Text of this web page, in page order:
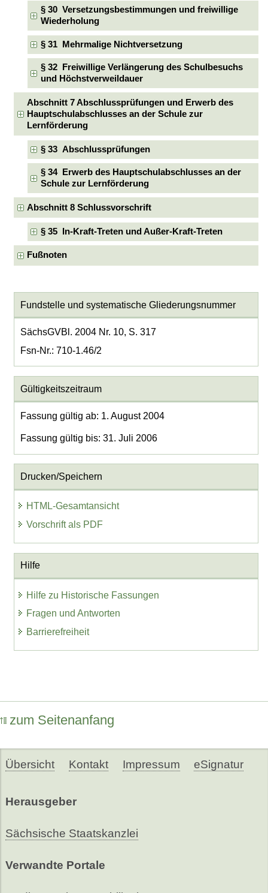
§ 30 Versetzungsbestimmungen und freiwillige
Wiederholung
§ 31 Mehrmalige Nichtversetzung
§ 32 Freiwillige Verlängerung des Schulbesuchs
und Höchstverweildauer
Abschnitt 7 Abschlussprüfungen und Erwerb des
Hauptschulabschlusses an der Schule zur
Lernförderung
§ 33 Abschlussprüfungen
§ 34 Erwerb des Hauptschulabschlusses an der
Schule zur Lernförderung
Abschnitt 8 Schlussvorschrift
§ 35 In-Kraft-Treten und Außer-Kraft-Treten
Fußnoten
Fundstelle und systematische Gliederungsnummer
SächsGVBl. 2004 Nr. 10, S. 317
Fsn-Nr.: 710-1.46/2
Gültigkeitszeitraum
Fassung gültig ab: 1. August 2004
Fassung gültig bis: 31. Juli 2006
Drucken/Speichern
HTML-Gesamtansicht
Vorschrift als PDF
Hilfe
Hilfe zu Historische Fassungen
Fragen und Antworten
Barrierefreiheit
zum Seitenanfang
Übersicht Kontakt Impressum eSignatur
Herausgeber
Sächsische Staatskanzlei
Verwandte Portale